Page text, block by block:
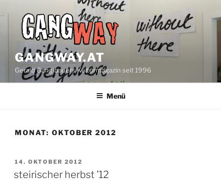
springen
GANGWAY.AT
Gerald Ganglbauers Kulturmagazin seit 1996
Menü
MONAT: OKTOBER 2012
VERÖFFENTLICHT
AM
14. OKTOBER 2012
steirischer herbst ’12